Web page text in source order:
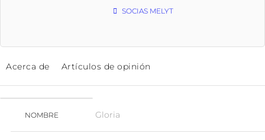
SOCIAS MELYT
Acerca de Artículos de opinión
NOMBRE Gloria